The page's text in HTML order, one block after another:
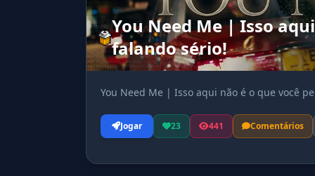
You Need Me | Isso
falando sério!
You Need Me | Isso aqui não é o que você
Jogar 23 441 Comentários